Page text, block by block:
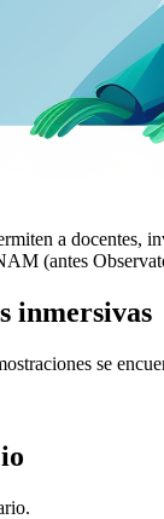
a docentes,
(antes
inmersivas
se